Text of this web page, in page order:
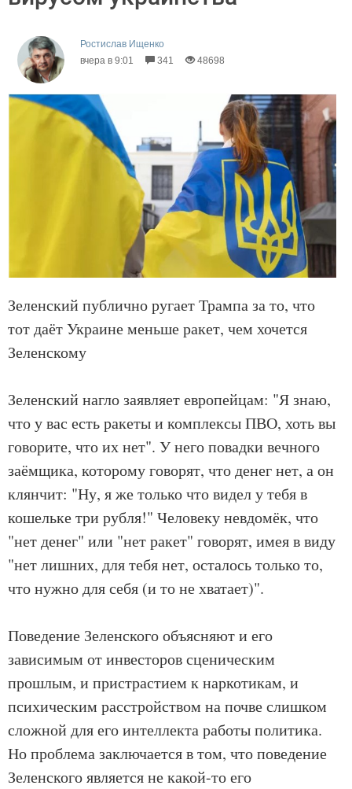
Ростислав Ищенко
вчера в 9:01
341 48698
Зеленский публично ругает Трампа за то, что
тот даёт Украине меньше ракет, чем хочется
Зеленскому
Зеленский нагло заявляет европейцам: "Я знаю,
что у вас есть ракеты и комплексы ПВО, хоть вы
говорите, что их нет". У него повадки вечного
заёмщика, которому говорят, что денег нет, а он
клянчит: "Ну, я же только что видел у тебя в
кошельке три рубля!" Человеку невдомёк, что
"нет денег" или "нет ракет" говорят, имея в виду
"нет лишних, для тебя нет, осталось только то,
что нужно для себя (и то не хватает)".
Поведение Зеленского объясняют и его
зависимым от инвесторов сценическим
прошлым, и пристрастием к наркотикам, и
психическим расстройством на почве слишком
сложной для его интеллекта работы политика.
Но проблема заключается в том, что поведение
Зеленского является не какой-то его